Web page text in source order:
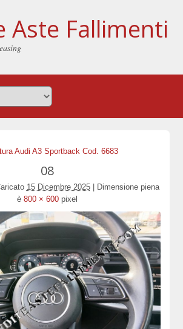
Aste Fallimenti
Audi A3 Sportback Cod. 6683
08
15 Dicembre 2025
Dimensione piena
è 800 × 600 pixel